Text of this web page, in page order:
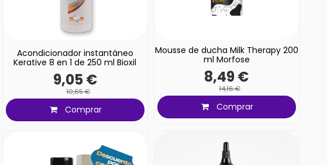
Acondicionador instantáneo
Kerative 8 en 1 de 250 ml Bioxil
9,05 €
10,65 €
Comprar
Mousse de ducha Milk Therapy 200
ml Morfose
8,49 €
14,16 €
Comprar